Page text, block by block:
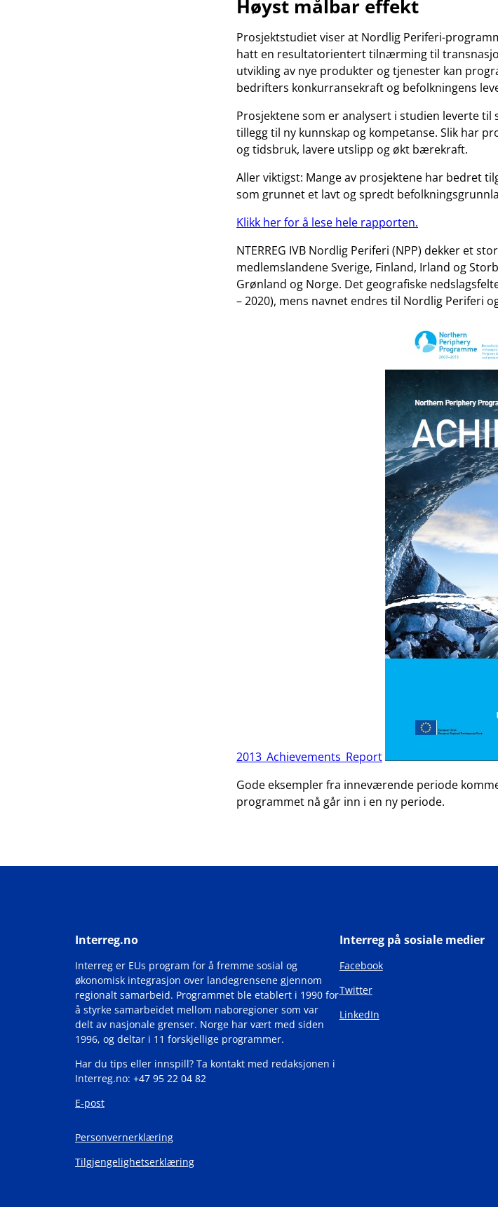
Høyst målbar effekt
Prosjektstudiet viser at Nordlig Periferi-
hatt en resultatorientert tilnærming til
utvikling av nye produkter og tjenester kan
bedrifters konkurransekraft og befolkningens
Prosjektene som er analysert i studien leverte
tillegg til ny kunnskap og kompetanse. Slik har
og tidsbruk, lavere utslipp og økt bærekraft.
Aller viktigst: Mange av prosjektene har bedret
som grunnet et lavt og spredt
Klikk her for å lese hele rapporten.
NTERREG IVB Nordlig Periferi (NPP) dekker et
medlemslandene Sverige, Finland, Irland og
Grønland og Norge. Det geografiske
– 2020), mens navnet endres til Nordlig Periferi
2013_Achievements_Report
Gode eksempler fra inneværende periode
programmet nå går inn i en ny periode.
Interreg.no
Interreg er EUs program for å fremme sosial og
økonomisk integrasjon over landegrensene gjennom
regionalt samarbeid. Programmet ble etablert i 1990 for
å styrke samarbeidet mellom naboregioner som var
delt av nasjonale grenser. Norge har vært med siden
1996, og deltar i 11 forskjellige programmer.
Har du tips eller innspill? Ta kontakt med redaksjonen i
Interreg.no: +47 95 22 04 82
E-post
Interreg på sosiale medier
Facebook
Twitter
LinkedIn
Personvernerklæring
Tilgjengelighetserklæring